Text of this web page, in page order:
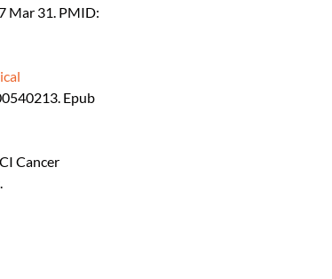
Mar 31. PMID:
Epub
Cancer